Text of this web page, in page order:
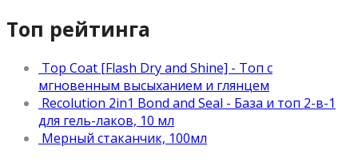
Топ рейтинга
Top Coat [Flash Dry and Shine] - Топ с
мгновенным высыханием и глянцем
Recolution 2in1 Bond and Seal - База и топ 2-в-1
для гель-лаков, 10 мл
Мерный стаканчик, 100мл